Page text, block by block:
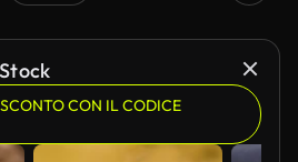
CON IL CODICE